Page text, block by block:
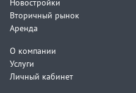
Вторичный рынок
Аренда
О компании
Услуги
Личный кабинет